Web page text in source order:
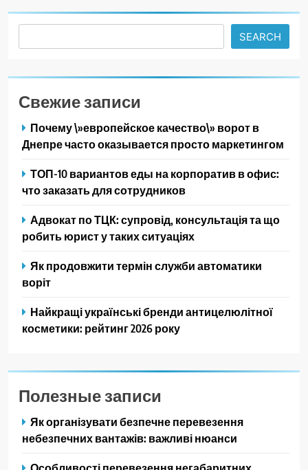
SEARCH
Свежие записи
Почему \»европейское качество\» ворот в
Днепре часто оказывается просто маркетингом
ТОП-10 вариантов еды на корпоратив в офис:
что заказать для сотрудников
Адвокат по ТЦК: супровід, консультація та що
робить юрист у таких ситуаціях
Як продовжити термін служби автоматики
воріт
Найкращі українські бренди антицелюлітної
косметики: рейтинг 2026 року
Полезные записи
Як організувати безпечне перевезення
небезпечних вантажів: важливі нюанси